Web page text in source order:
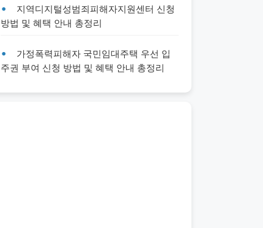
지역디지털성범죄피해자지원센터 신청
방법 및 혜택 안내 총정리
가정폭력피해자 국민임대주택 우선 입
주권 부여 신청 방법 및 혜택 안내 총정리